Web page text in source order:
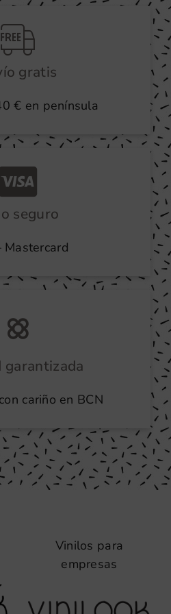
gratis
€ en península
seguro
Mastercard
garantizada
cariño en BCN
Vinilos para
empresas